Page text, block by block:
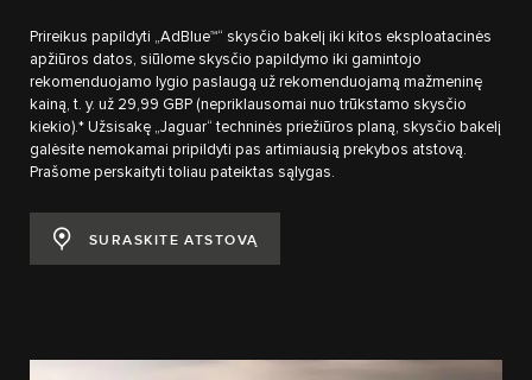
Prireikus papildyti „AdBlue™“ skysčio bakelį iki kitos eksploatacinės
apžiūros datos, siūlome skysčio papildymo iki gamintojo
rekomenduojamo lygio paslaugą už rekomenduojamą mažmeninę
kainą, t. y. už 29,99 GBP (nepriklausomai nuo trūkstamo skysčio
kiekio).* Užsisakę „Jaguar“ techninės priežiūros planą, skysčio bakelį
galėsite nemokamai pripildyti pas artimiausią prekybos atstovą.
Prašome perskaityti toliau pateiktas sąlygas.
SURASKITE ATSTOVĄ